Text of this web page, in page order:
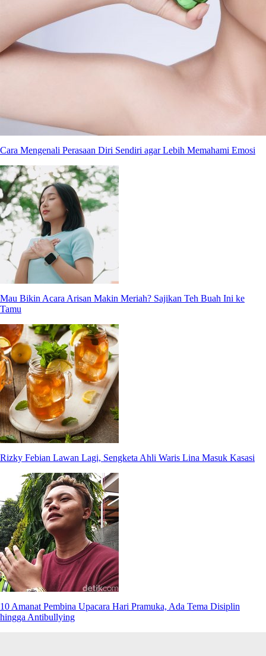
Cara Mengenali Perasaan Diri Sendiri agar Lebih Memahami Emosi
Mau Bikin Acara Arisan Makin Meriah? Sajikan Teh Buah Ini ke
Tamu
Rizky Febian Lawan Lagi, Sengketa Ahli Waris Lina Masuk Kasasi
10 Amanat Pembina Upacara Hari Pramuka, Ada Tema Disiplin
hingga Antibullying